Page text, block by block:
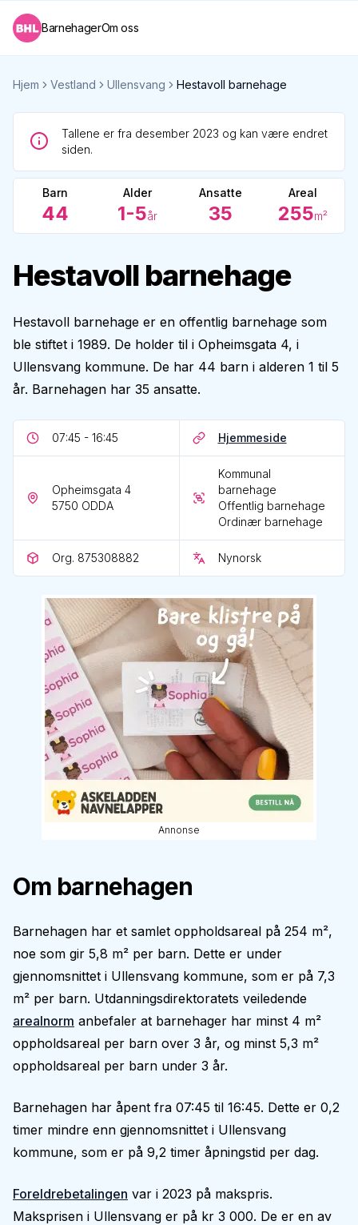
BarnehagerOm oss
Hjem Vestland Ullensvang Hestavoll barnehage
Tallene er fra desember 2023 og kan være endret
siden.
Barn
44
Alder
1-5år
Ansatte
35
Areal
255m²
Hestavoll barnehage
Hestavoll barnehage er en offentlig barnehage som
ble stiftet i 1989. De holder til i Opheimsgata 4, i
Ullensvang kommune. De har 44 barn i alderen 1 til 5
år. Barnehagen har 35 ansatte.
07:45 - 16:45 Hjemmeside
Opheimsgata 4
5750 ODDA
Kommunal
barnehage
Offentlig barnehage
Ordinær barnehage
Org. 875308882 Nynorsk
Annonse
Om barnehagen
Barnehagen har et samlet oppholdsareal på 254 m²,
noe som gir 5,8 m² per barn. Dette er under
gjennomsnittet i Ullensvang kommune, som er på 7,3
m² per barn. Utdanningsdirektoratets veiledende
arealnorm anbefaler at barnehager har minst 4 m²
oppholdsareal per barn over 3 år, og minst 5,3 m²
oppholdsareal per barn under 3 år.
Barnehagen har åpent fra 07:45 til 16:45. Dette er 0,2
timer mindre enn gjennomsnittet i Ullensvang
kommune, som er på 9,2 timer åpningstid per dag.
Foreldrebetalingen var i 2023 på makspris.
Maksprisen i Ullensvang er på kr 3 000. De er en av